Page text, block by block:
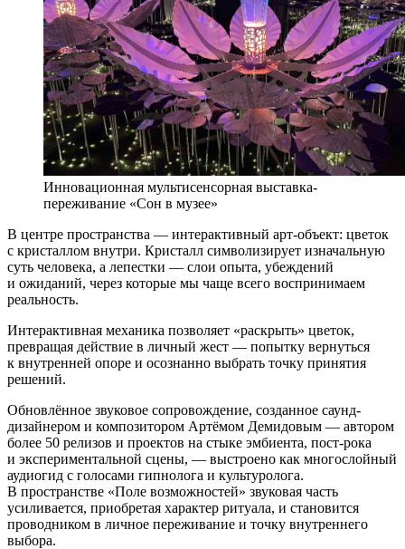
Инновационная мультисенсорная выставка-
переживание «Сон в музее»
В центре пространства — интерактивный арт-объект: цветок
с кристаллом внутри. Кристалл символизирует изначальную
суть человека, а лепестки — слои опыта, убеждений
и ожиданий, через которые мы чаще всего воспринимаем
реальность.
Интерактивная механика позволяет «раскрыть» цветок,
превращая действие в личный жест — попытку вернуться
к внутренней опоре и осознанно выбрать точку принятия
решений.
Обновлённое звуковое сопровождение, созданное саунд-
дизайнером и композитором Артёмом Демидовым — автором
более 50 релизов и проектов на стыке эмбиента, пост-рока
и экспериментальной сцены, — выстроено как многослойный
аудиогид с голосами гипнолога и культуролога.
В пространстве «Поле возможностей» звуковая часть
усиливается, приобретая характер ритуала, и становится
проводником в личное переживание и точку внутреннего
выбора.